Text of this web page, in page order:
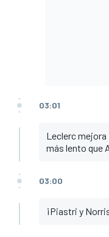
03:01
Leclerc
más lento que
03:00
¡Piastri y